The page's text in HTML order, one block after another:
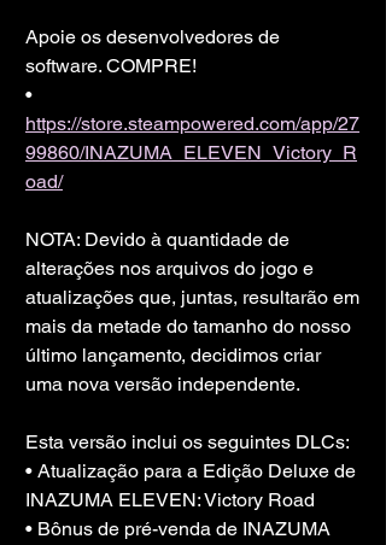
Apoie os desenvolvedores de
software. COMPRE!
•
https://store.steampowered.com/app/27
99860/INAZUMA_ELEVEN_Victory_R
oad/
NOTA: Devido à quantidade de
alterações nos arquivos do jogo e
atualizações que, juntas, resultarão em
mais da metade do tamanho do nosso
último lançamento, decidimos criar
uma nova versão independente.
Esta versão inclui os seguintes DLCs:
• Atualização para a Edição Deluxe de
INAZUMA ELEVEN: Victory Road
• Bônus de pré-venda de INAZUMA